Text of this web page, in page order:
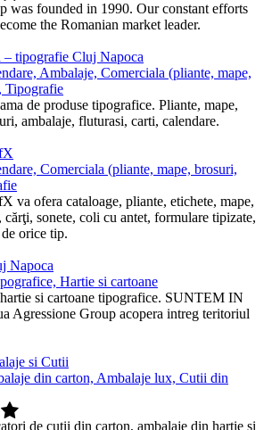
was founded in 1990. Our constant efforts
the Romanian market leader.
– tipografie Cluj Napoca
Ambalaje, Comerciala (pliante, mape,
Tipografie
de produse tipografice. Pliante, mape,
ambalaje, fluturasi, carti, calendare.
Comerciala (pliante, mape, brosuri,
va ofera cataloage, pliante, etichete, mape,
cărţi, sonete, coli cu antet, formulare tipizate,
orice tip.
Napoca
Hartie si cartoane
si cartoane tipografice. SUNTEM IN
Agressione Group acopera intreg teritoriul
si Cutii
din carton, Ambalaje lux, Cutii din
de cutii din carton, ambalaje din hartie si